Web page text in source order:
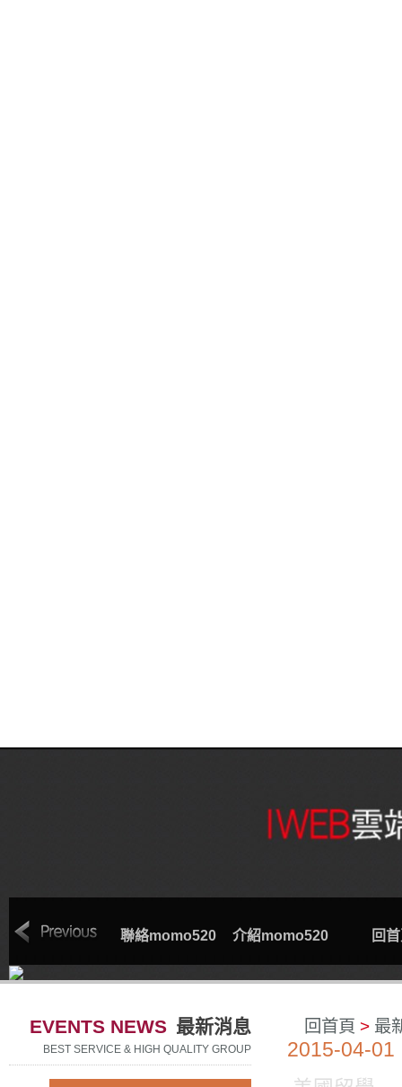
索取專線 聯絡momo520 介紹momo520 回
EVENTS NEWS 最新消息
BEST SERVICE & HIGH QUALITY GROUP
回首頁 > 最
2015-04-01